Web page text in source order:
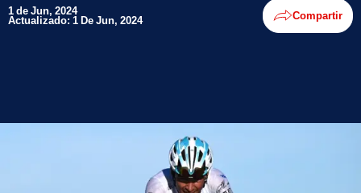
1 de Jun, 2024
Actualizado: 1 De Jun, 2024 Compartir